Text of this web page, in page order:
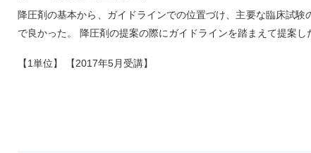
降圧剤の基本から、ガイドラインでの位置づけ、主要な臨床試
で良かった。 降圧剤の提案の際にガイドラインを踏まえて提案
【1単位】 【2017年5月受講】